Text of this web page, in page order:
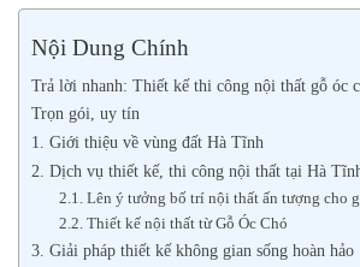
Nội Dung Chính
Trả lời nhanh: Thiết kế thi công nội thất gỗ óc
Trọn gói, uy tín
1. Giới thiệu về vùng đất Hà Tĩnh
2. Dịch vụ thiết kế, thi công nội thất tại Hà
2.1. Lên ý tưởng bố trí nội thất ấn tượng cho
2.2. Thiết kế nội thất từ Gỗ Óc Chó
3. Giải pháp thiết kế không gian sống hoàn hảo